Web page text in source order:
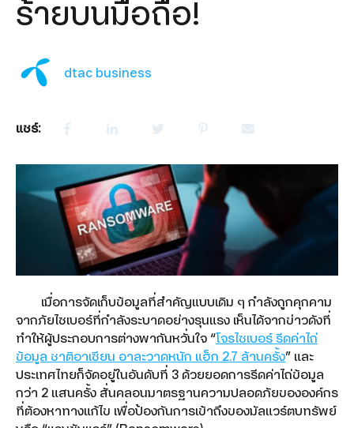
Cloud PBX
dtac Mobile Security
Smart Connect
SMS Marketing
Location-based Messaging
Interactive Messaging
Multimedia Messaging
ร้ายบนมือถือ!
dtac business
แชร์:
เมื่อการจัดเก็บข้อมูลที่สำคัญแบบเดิม ๆ กำลังถูกคุกคาม
จากภัยไซเบอร์ที่กำลังระบาดอย่างรุนแรง เห็นได้จากข่าวดังที่
ทำให้ผู้ประกอบการต่างพากันหวั่นใจ “โจรไซเบอร์ รีดค่าไถ่
ข้อมูล ชาติอาเซียน อาละวาดหนัก แฮ็ก 2.7 ล้านครั้ง” และ
ประเทศไทยก็จัดอยู่ในอันดับที่ 3 ด้วยยอดการรีดค่าไถ่ข้อมูล
กว่า 2 แสนครั้ง สั่นคลอนมาตรฐานความปลอดภัยขององค์กร
ที่ต้องหาทางแก้ไข เพื่อป้องกันการเข้าถึงของมัลแวร์ตบทรัพย์